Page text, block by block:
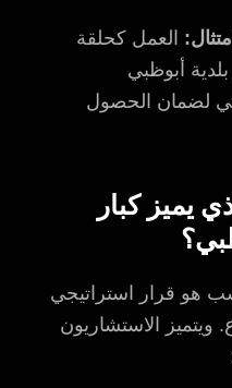
العمل كحلقة
أبوظبي
لضمان الحصول
يميز كبار
هو قرار استراتيجي
الاستشاريون